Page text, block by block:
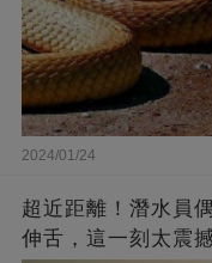
2024/01/24
超近距離！潛水員
伸舌，這一刻太震